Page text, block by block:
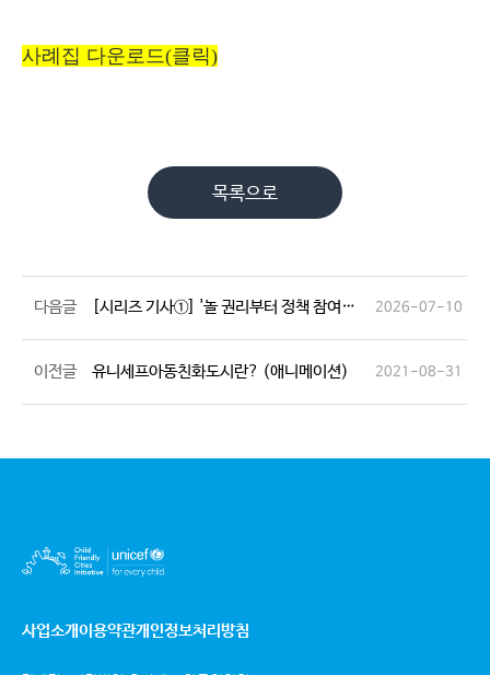
사례집 다운로드(클릭)
목록으로
다음글 [시리즈 기사①] '놀 권리부터 정책 참여까지' 춘천이 그리는 아동친화도시 -노컷뉴스(26.07.07) 2026-07-10
이전글 유니세프아동친화도시란? (애니메이션) 2021-08-31
사업소개이용약관개인정보처리방침